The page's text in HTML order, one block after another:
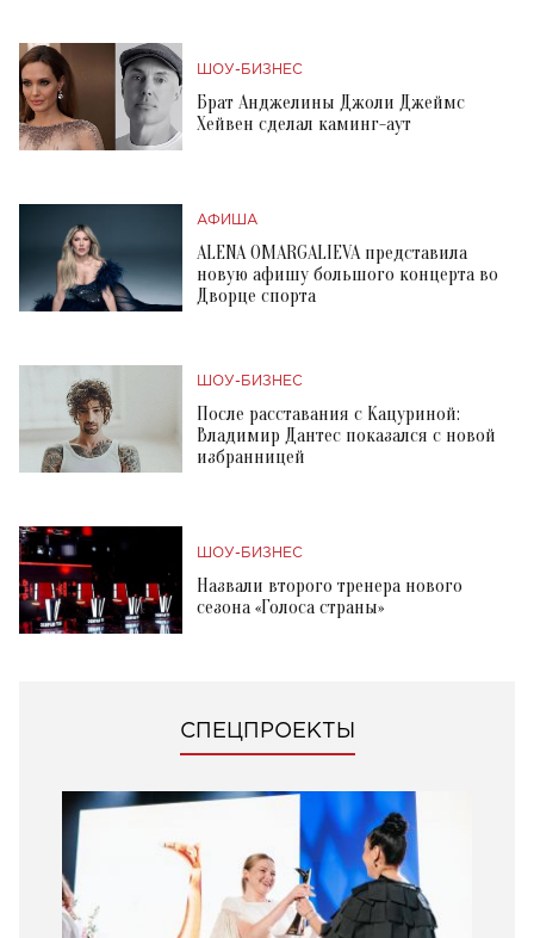
ШОУ-БИЗНЕС
Брат Анджелины Джоли Джеймс
Хейвен сделал каминг-аут
АФИША
ALENA OMARGALIEVA представила
новую афишу большого концерта во
Дворце спорта
ШОУ-БИЗНЕС
После расставания с Кацуриной:
Владимир Дантес показался с новой
избранницей
ШОУ-БИЗНЕС
Назвали второго тренера нового
сезона «Голоса страны»
СПЕЦПРОЕКТЫ